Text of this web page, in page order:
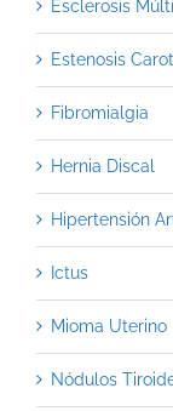
Esclerosis
Estenosis
Fibromialgia
Hernia Discal
Hipertensión
Ictus
Mioma Uterino
Nódulos